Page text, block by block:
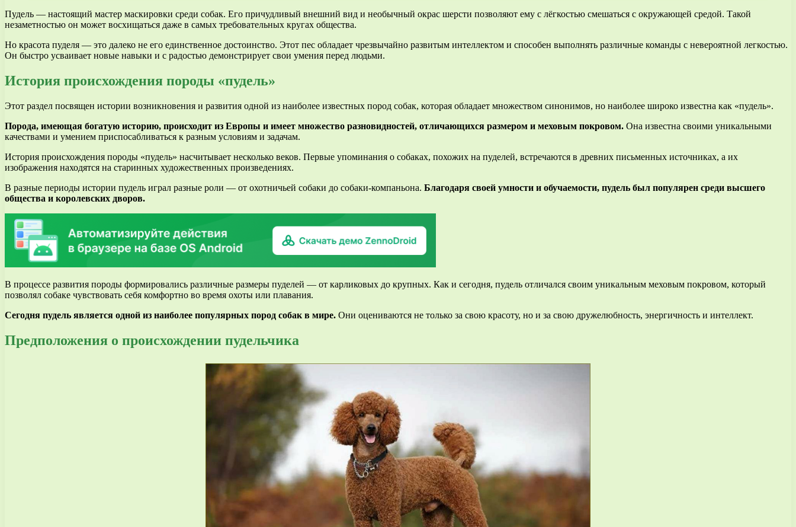
Пудель — настоящий мастер маскировки среди собак. Его причудливый внешний вид и необычный окрас шерсти позволяют ему с лёгкостью смешаться с окружающей средой. Такой
незаметностью он может восхищаться даже в самых требовательных кругах общества.
Но красота пуделя — это далеко не его единственное достоинство. Этот пес обладает чрезвычайно развитым интеллектом и способен выполнять различные команды с невероятной легкостью.
Он быстро усваивает новые навыки и с радостью демонстрирует свои умения перед людьми.
История происхождения породы «пудель»
Этот раздел посвящен истории возникновения и развития одной из наиболее известных пород собак, которая обладает множеством синонимов, но наиболее широко известна как «пудель».
Порода, имеющая богатую историю, происходит из Европы и имеет множество разновидностей, отличающихся размером и меховым покровом. Она известна своими уникальными
качествами и умением приспосабливаться к разным условиям и задачам.
История происхождения породы «пудель» насчитывает несколько веков. Первые упоминания о собаках, похожих на пуделей, встречаются в древних письменных источниках, а их
изображения находятся на старинных художественных произведениях.
В разные периоды истории пудель играл разные роли — от охотничьей собаки до собаки-компаньона. Благодаря своей умности и обучаемости, пудель был популярен среди высшего
общества и королевских дворов.
В процессе развития породы формировались различные размеры пуделей — от карликовых до крупных. Как и сегодня, пудель отличался своим уникальным меховым покровом, который
позволял собаке чувствовать себя комфортно во время охоты или плавания.
Сегодня пудель является одной из наиболее популярных пород собак в мире. Они оцениваются не только за свою красоту, но и за свою дружелюбность, энергичность и интеллект.
Предположения о происхождении пудельчика